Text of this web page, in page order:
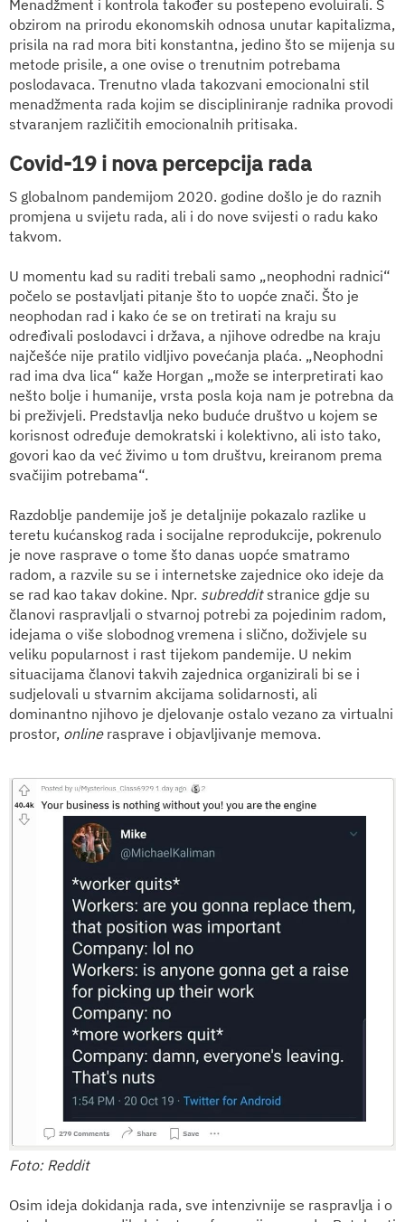
Menadžment i kontrola također su postepeno evoluirali. S
obzirom na prirodu ekonomskih odnosa unutar kapitalizma,
prisila na rad mora biti konstantna, jedino što se mijenja su
metode prisile, a one ovise o trenutnim potrebama
poslodavaca. Trenutno vlada takozvani emocionalni stil
menadžmenta rada kojim se discipliniranje radnika provodi
stvaranjem različitih emocionalnih pritisaka.
Covid-19 i nova percepcija rada
S globalnom pandemijom 2020. godine došlo je do raznih
promjena u svijetu rada, ali i do nove svijesti o radu kako
takvom.
U momentu kad su raditi trebali samo „neophodni radnici“
počelo se postavljati pitanje što to uopće znači. Što je
neophodan rad i kako će se on tretirati na kraju su
određivali poslodavci i država, a njihove odredbe na kraju
najčešće nije pratilo vidljivo povećanja plaća. „Neophodni
rad ima dva lica“ kaže Horgan „može se interpretirati kao
nešto bolje i humanije, vrsta posla koja nam je potrebna da
bi preživjeli. Predstavlja neko buduće društvo u kojem se
korisnost određuje demokratski i kolektivno, ali isto tako,
govori kao da već živimo u tom društvu, kreiranom prema
svačijim potrebama“.
Razdoblje pandemije još je detaljnije pokazalo razlike u
teretu kućanskog rada i socijalne reprodukcije, pokrenulo
je nove rasprave o tome što danas uopće smatramo
radom, a razvile su se i internetske zajednice oko ideje da
se rad kao takav dokine. Npr. subredditstranice gdje su
članovi raspravljali o stvarnoj potrebi za pojedinim radom,
idejama o više slobodnog vremena i slično, doživjele su
veliku popularnost i rast tijekom pandemije. U nekim
situacijama članovi takvih zajednica organizirali bi se i
sudjelovali u stvarnim akcijama solidarnosti, ali
dominantno njihovo je djelovanje ostalo vezano za virtualni
prostor, onlinerasprave i objavljivanje memova.
Foto: Reddit
Osim ideja dokidanja rada, sve intenzivnije se raspravlja i o